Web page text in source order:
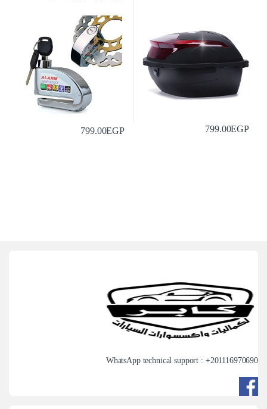
799.00EGP
799.00EGP
WhatsApp technical support : +201116970690